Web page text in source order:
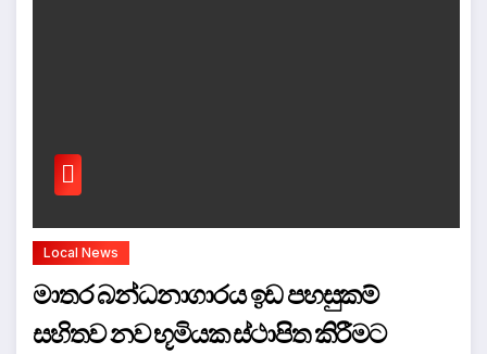
Local News
මාතර බන්ධනාගාරය ඉඩ පහසුකම්
සහිතව නව භූමියක ස්ථාපිත කිරීමට